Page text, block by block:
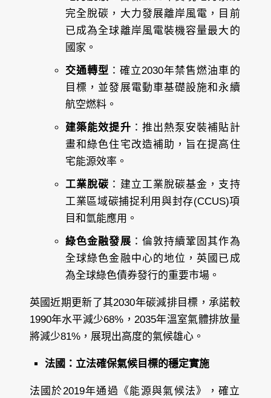
完全脫碳，大力發展離岸風電，目前
已成為全球離岸風電裝機容量最大的
國家。
交通轉型 ：確立2030年禁售燃油車的
目標，並發展電動車基礎設施和永續
航空燃料。
建築能效提升 ：推出熱泵安裝補貼計
畫和綠色住宅改造補助，旨在提高住
宅能源效率。
工業脫碳 ：建立工業脫碳基金，支持
工業區域碳捕捉利用與封存(CCUS)項
目和氫能應用。
綠色金融發展 ：倫敦持續鞏固其作為
全球綠色金融中心的地位，英國已成
為全球綠色債券發行的重要市場。
英國近期更新了其2030年碳減排目標，承諾較
1990年水平減少68%，2035年溫室氣體排放量
將減少81%，展現出高度的氣候雄心。
法國：立法確保氣候目標的穩定實施
法國於2019年通過《能源與氣候法》，確立